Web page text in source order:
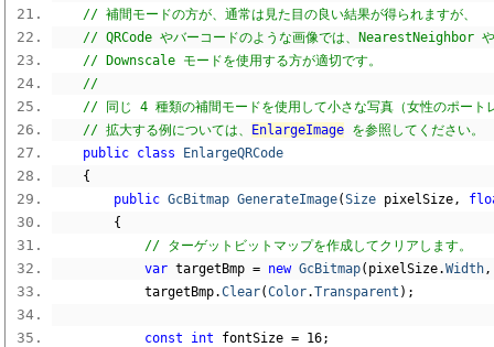
// 補間モードの方が、通常は見た目の良い結果が得られますが、
// QRCode やバーコードのような画像では、NearestNeighbor や
// Downscale モードを使用する方が適切です。
//
// 同じ 4 種類の補間モードを使用して小さな写真（女性のポート
// 拡大する例については、
EnlargeImage を参照してください。
public class
EnlargeQRCode
{
public GcBitmap GenerateImage(Size pixelSize,
{
// ターゲットビットマップを作成してクリアします。
var targetBmp = new GcBitmap( pixelSize.Width,
            targetBmp
.Clear(Color.Transparent );
const int fontSize = 16;